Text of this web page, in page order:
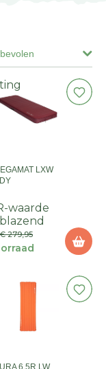
LXW
waarde
€ 279,95
6.5R LW